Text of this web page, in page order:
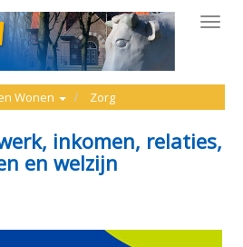
Wonen Zorg
inkomen, relaties,
en welzijn